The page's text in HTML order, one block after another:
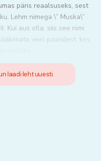
päris reaalsuseks, sest
Lehm nimega \” Muska\”
Kui aus olla, siis see nimi
veel paaridest, kes
laadi leht uuesti.